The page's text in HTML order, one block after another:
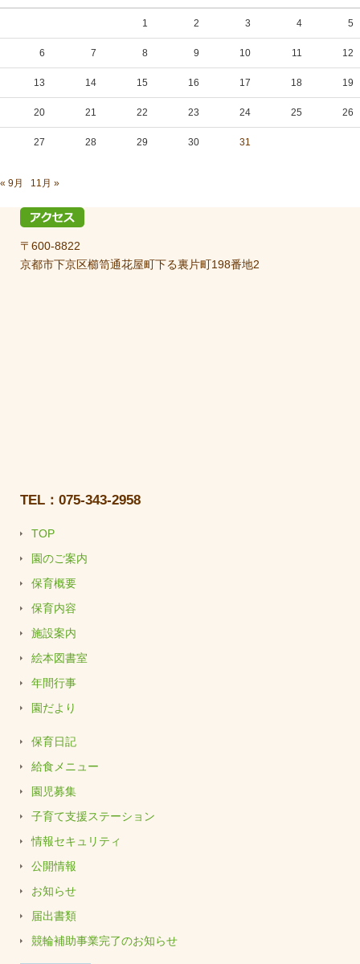
1 2 3 4 5
6 7 8 9 10 11 12
13 14 15 16 17 18 19
20 21 22 23 24 25 26
27 28 29 30 31
« 9月 11月 »
〒600-8822
京都市下京区櫛笥通花屋町下る裏片町198番地2
TEL：075-343-2958
TOP
園のご案内
保育概要
保育内容
施設案内
絵本図書室
年間行事
園だより
保育日記
給食メニュー
園児募集
子育て支援ステーション
情報セキュリティ
公開情報
お知らせ
届出書類
競輪補助事業完了のお知らせ